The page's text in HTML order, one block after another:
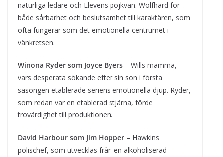
naturliga ledare och Elevens pojkvän. Wolfhard för
både sårbarhet och beslutsamhet till karaktären, som
ofta fungerar som det emotionella centrumet i
vänkretsen.
Winona Ryder som Joyce Byers – Wills mamma,
vars desperata sökande efter sin son i första
säsongen etablerade seriens emotionella djup. Ryder,
som redan var en etablerad stjärna, förde
trovärdighet till produktionen.
David Harbour som Jim Hopper – Hawkins
polischef, som utvecklas från en alkoholiserad